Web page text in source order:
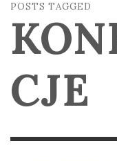
POSTS TAGGED
CJE